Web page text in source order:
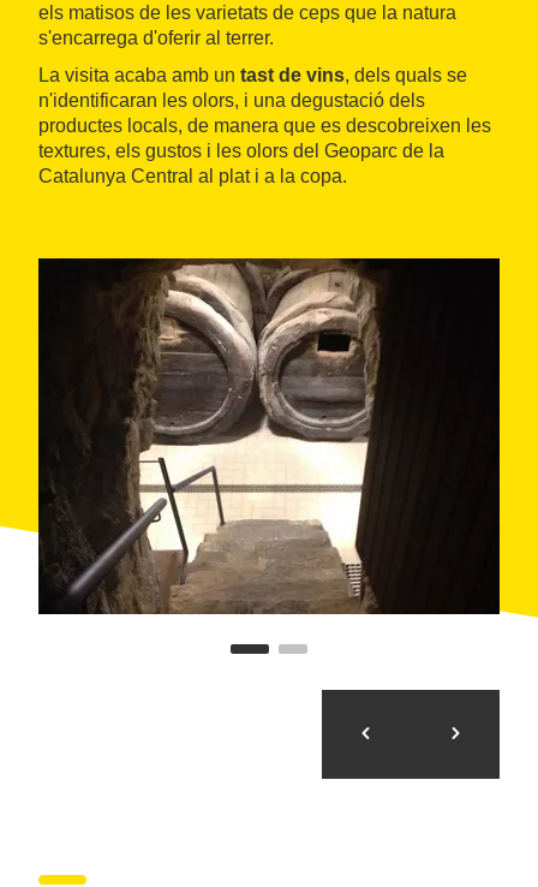
els matisos de les varietats de ceps que la natura
s'encarrega d'oferir al terrer.
La visita acaba amb un tast de vins, dels quals se
n'identificaran les olors, i una degustació dels
productes locals, de manera que es descobreixen les
textures, els gustos i les olors del Geoparc de la
Catalunya Central al plat i a la copa.